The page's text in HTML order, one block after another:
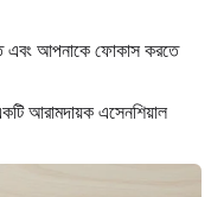
এবং আপনাকে ফোকাস করতে
আরামদায়ক এসেনশিয়াল